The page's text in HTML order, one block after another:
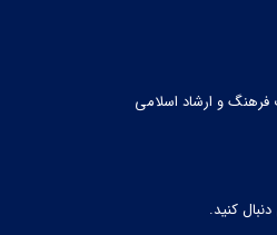
فرهنگ و ارشاد اسلامی
کنید.